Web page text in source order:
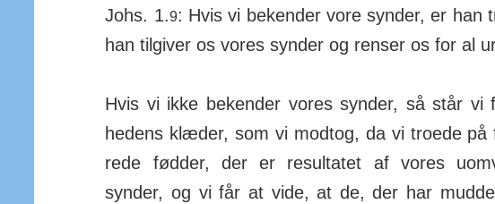
Johs. 1.9: Hvis vi bekender vore synder, er
han tilgiver os vores synder og renser os for al
Hvis vi ikke bekender vores synder, så står
hedens klæder, som vi modtog, da vi troede
rede fødder, der er resul­tatet af vores
synder, og vi får at vide, at de, der har